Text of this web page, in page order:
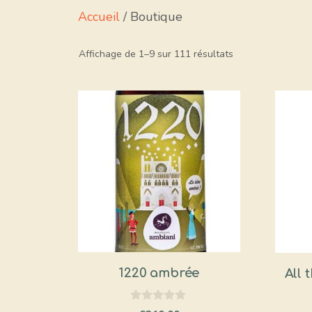
Accueil / Boutique
Affichage de 1–9 sur 111 résultats
1220 ambrée All